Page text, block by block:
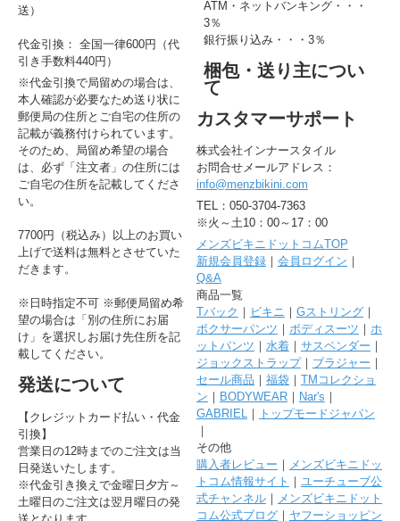
送）
代金引換： 全国一律600円（代
引き手数料440円）
※代金引換で局留めの場合は、
本人確認が必要なため送り状に
郵便局の住所とご自宅の住所の
記載が義務付けられています。
そのため、局留め希望の場合
は、必ず「注文者」の住所には
ご自宅の住所を記載してくださ
い。
7700円（税込み）以上のお買い
上げで送料は無料とさせていた
だきます。
※日時指定不可 ※郵便局留め希
望の場合は「別の住所にお届
け」を選択しお届け先住所を記
載してください。
発送について
【クレジットカード払い・代金
引換】
営業日の12時までのご注文は当
日発送いたします。
※代金引き換えで金曜日夕方～
土曜日のご注文は翌月曜日の発
ATM・ネットバンキング・・・
3％
銀行振り込み・・・3％
梱包・送り主につい
て
カスタマーサポート
株式会社インナースタイル
お問合せメールアドレス：
info@menzbikini.com
TEL：050-3704-7363
※火～土10：00～17：00
メンズビキニドットコムTOP
新規会員登録｜ 会員ログイン ｜
Q&A
商品一覧
Tバック ｜ ビキニ ｜ Gストリング｜
ボクサーパンツ ｜ ボディスーツ ｜ ホ
ットパンツ ｜ 水着｜ サスペンダー ｜
ジョックストラップ｜ ブラジャー ｜
セール商品 ｜ 福袋｜ TMコレクショ
ン ｜ BODYWEAR｜ Nar's ｜
GABRIEL｜
トップモードジャパン
｜
その他
購入者レビュー ｜ メンズビキニドッ
トコム情報サイト ｜ ユーチューブ公
式チャンネル｜ メンズビキニドット
コム公式ブログ｜ ヤフーショッピン